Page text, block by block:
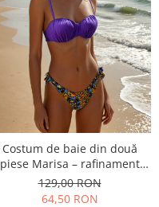
Costum de baie din două
piese Marisa – rafinament
modern și confort de vară
129,00 RON
64,50 RON